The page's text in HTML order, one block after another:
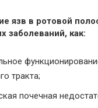
язв в ротовой
заболеваний, как:
тракта;
почечная